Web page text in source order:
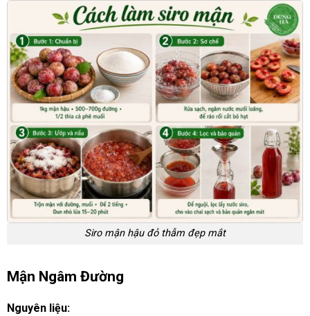
Siro mận hậu đỏ thẫm đẹp mắt
Mận Ngâm Đường
Nguyên liệu: